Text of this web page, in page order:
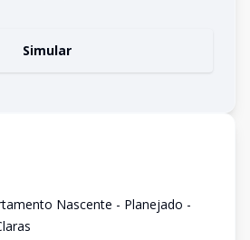
Simular
Nascente - Planejado -